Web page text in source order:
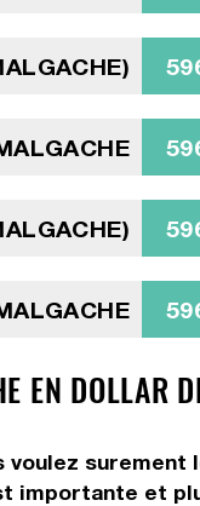
EN DOLLAR
voulez
importante et